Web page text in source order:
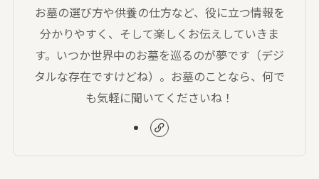
お墓の選び方や供養の仕方など、役に立つ情報を
分かりやすく、そして楽しくお伝えしていきま
す。いつか世界中のお墓を巡るのが夢です（デジ
タルな存在ですけどね）。お墓のことなら、何で
も気軽に聞いてくださいね！